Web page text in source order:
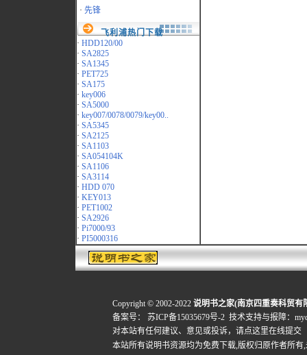
· 先锋
飞利浦热门下载
· HDD120/00
· SA2825
· SA1345
· PET725
· SA175
· key006
· SA5000
· key007/0078/0079/key00..
· SA5345
· SA2125
· SA1103
· SA054104K
· SA1106
· SA3114
· HDD 070
· KEY013
· PET1002
· SA2926
· Pi7000/93
· PI5000316
Copyright © 2002-2022 说明书之家(南京四重奏科贸有
备案号：
苏ICP备15035679号-2 技术支持与报障：
对本站有任何建议、意见或投诉， 请点这里在线提交
本站所有说明书资源均为免费下载,版权归原作者所